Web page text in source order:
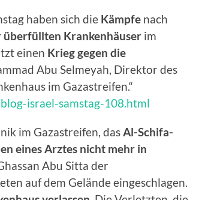
haben sich die Kämpfe nach
überfüllten Krankenhäuser im
einen Krieg gegen die
Abu Selmeyah, Direktor des
im Gazastreifen.“
israel-samstag-108.html
im Gazastreifen, dasAl-Schifa-
eines Arztes nicht mehr in
Abu Sitta der
auf dem Gelände eingeschlagen.